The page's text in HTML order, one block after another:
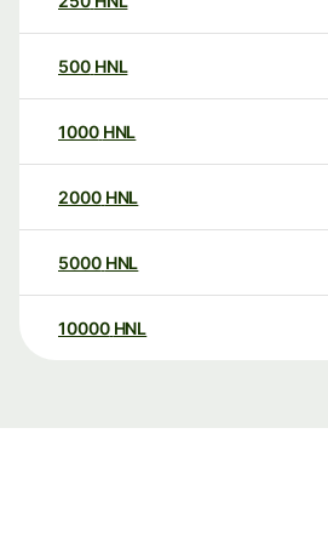
500 HNL
1000 HNL
2000 HNL
5000 HNL
10000 HNL